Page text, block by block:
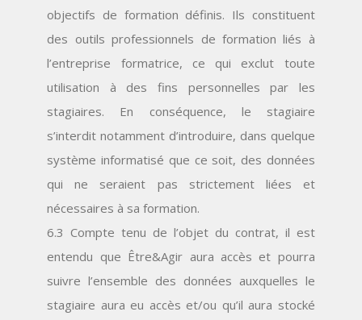
objectifs de formation définis. Ils constituent
des outils professionnels de formation liés à
l’entreprise formatrice, ce qui exclut toute
utilisation à des fins personnelles par les
stagiaires. En conséquence, le stagiaire
s’interdit notamment d’introduire, dans quelque
système informatisé que ce soit, des données
qui ne seraient pas strictement liées et
nécessaires à sa formation.
6.3 Compte tenu de l’objet du contrat, il est
entendu que Être&Agir aura accès et pourra
suivre l’ensemble des données auxquelles le
stagiaire aura eu accès et/ou qu’il aura stocké